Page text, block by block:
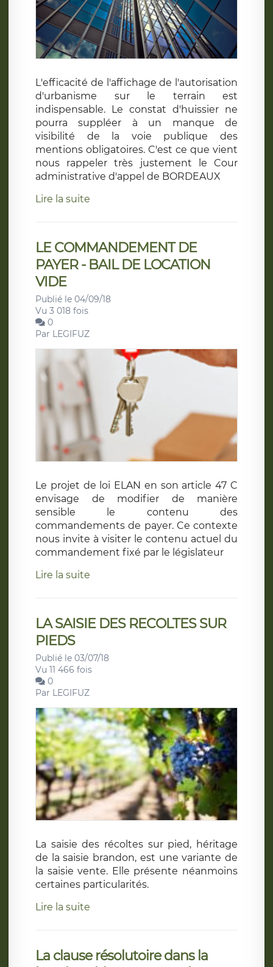
L'efficacité de l'affichage de l'autorisation
d'urbanisme sur le terrain est
indispensable. Le constat d'huissier ne
pourra suppléer à un manque de
visibilité de la voie publique des
mentions obligatoires. C'est ce que vient
nous rappeler très justement le Cour
administrative d'appel de BORDEAUX
Lire la suite
LE COMMANDEMENT DE
PAYER - BAIL DE LOCATION
VIDE
Publié le 04/09/18
Vu 3 018 fois
0
Par LEGIFUZ
Le projet de loi ELAN en son article 47 C
envisage de modifier de manière
sensible le contenu des
commandements de payer. Ce contexte
nous invite à visiter le contenu actuel du
commandement fixé par le législateur
Lire la suite
LA SAISIE DES RECOLTES SUR
PIEDS
Publié le 03/07/18
Vu 11 466 fois
0
Par LEGIFUZ
La saisie des récoltes sur pied, héritage
de la saisie brandon, est une variante de
la saisie vente. Elle présente néanmoins
certaines particularités.
Lire la suite
La clause résolutoire dans la